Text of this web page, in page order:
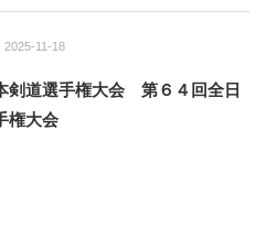
2025-11-18
剣道選手権大会 第６４回全日
権大会